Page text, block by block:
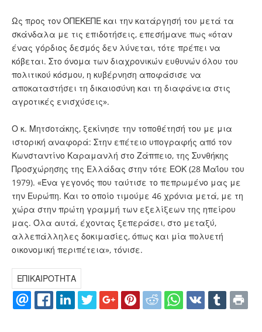
Ως προς τον ΟΠΕΚΕΠΕ και την κατάργησή του μετά τα
σκάνδαλα με τις επιδοτήσεις, επεσήμανε πως «όταν
ένας γόρδιος δεσμός δεν λύνεται, τότε πρέπει να
κόβεται. Στο όνομα των διαχρονικών ευθυνών όλου του
πολιτικού κόσμου, η κυβέρνηση αποφάσισε να
αποκαταστήσει τη δικαιοσύνη και τη διαφάνεια στις
αγροτικές ενισχύσεις».
Ο κ. Μητσοτάκης, ξεκίνησε την τοποθέτησή του με μια
ιστορική αναφορά: Στην επέτειο υπογραφής από τον
Κωνσταντίνο Καραμανλή στο Ζάππειο, της Συνθήκης
Προσχώρησης της Ελλάδας στην τότε ΕΟΚ (28 Μαΐου του
1979). «Ένα γεγονός που ταύτισε το πεπρωμένο μας με
την Ευρώπη. Και το οποίο τιμούμε 46 χρόνια μετά, με τη
χώρα στην πρώτη γραμμή των εξελίξεων της ηπείρου
μας. Όλα αυτά, έχοντας ξεπεράσει, στο μεταξύ,
αλλεπάλληλες δοκιμασίες, όπως και μία πολυετή
οικονομική περιπέτεια», τόνισε.
ΕΠΙΚΑΙΡΟΤΗΤΑ